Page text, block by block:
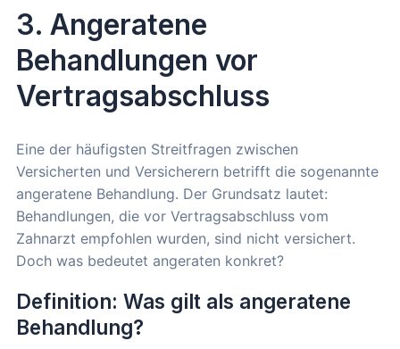
3. Angeratene
Behandlungen vor
Vertragsabschluss
Eine der häufigsten Streitfragen zwischen
Versicherten und Versicherern betrifft die sogenannte
angeratene Behandlung. Der Grundsatz lautet:
Behandlungen, die vor Vertragsabschluss vom
Zahnarzt empfohlen wurden, sind nicht versichert.
Doch was bedeutet angeraten konkret?
Definition: Was gilt als angeratene
Behandlung?